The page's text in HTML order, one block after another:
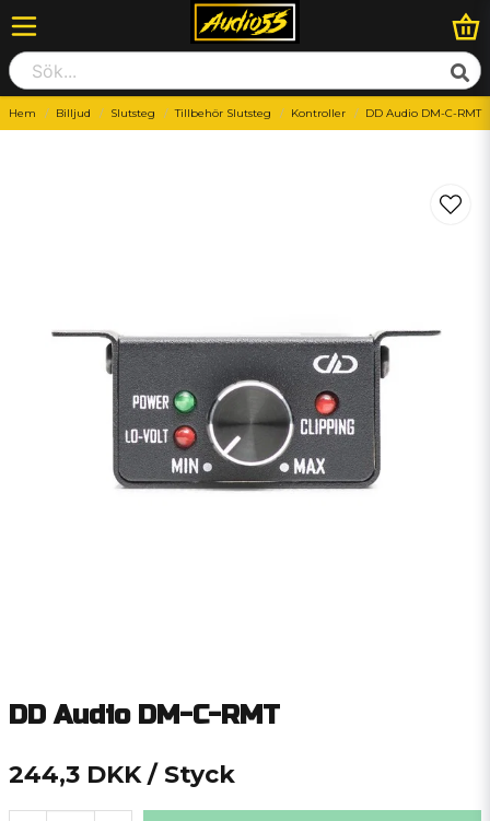
Hem Billjud Slutsteg Tillbehör Slutsteg Kontroller DD Audio DM-C-RMT
DD Audio DM-C-RMT
244,3 DKK / Styck